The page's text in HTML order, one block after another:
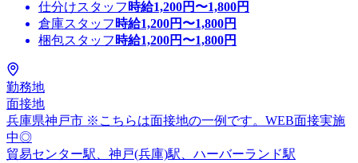
仕分けスタッフ 時給1,200円〜1,800円
倉庫スタッフ 時給1,200円〜1,800円
梱包スタッフ 時給1,200円〜1,800円
勤務地
面接地
兵庫県神戸市 ※こちらは面接地の一例です。WEB面接実施
中◎
貿易センター駅、神戸(兵庫)駅、ハーバーランド駅